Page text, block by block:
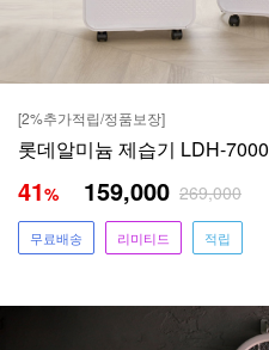
[2%추가적립/정품보장]
롯데알미늄 제습기 LDH-7000
41% 159,000 269,000
무료배송 리미티드 적립